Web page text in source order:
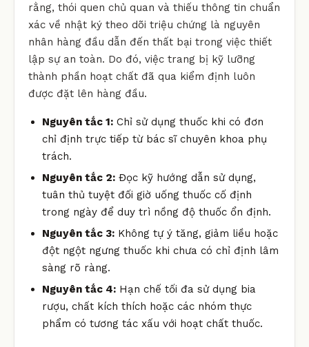
rằng, thói quen chủ quan và thiếu thông tin chuẩn
xác về nhật ký theo dõi triệu chứng là nguyên
nhân hàng đầu dẫn đến thất bại trong việc thiết
lập sự an toàn. Do đó, việc trang bị kỹ lưỡng
thành phần hoạt chất đã qua kiểm định luôn
được đặt lên hàng đầu.
Nguyên tắc 1: Chỉ sử dụng thuốc khi có đơn
chỉ định trực tiếp từ bác sĩ chuyên khoa phụ
trách.
Nguyên tắc 2: Đọc kỹ hướng dẫn sử dụng,
tuân thủ tuyệt đối giờ uống thuốc cố định
trong ngày để duy trì nồng độ thuốc ổn định.
Nguyên tắc 3: Không tự ý tăng, giảm liều hoặc
đột ngột ngưng thuốc khi chưa có chỉ định lâm
sàng rõ ràng.
Nguyên tắc 4: Hạn chế tối đa sử dụng bia
rượu, chất kích thích hoặc các nhóm thực
phẩm có tương tác xấu với hoạt chất thuốc.